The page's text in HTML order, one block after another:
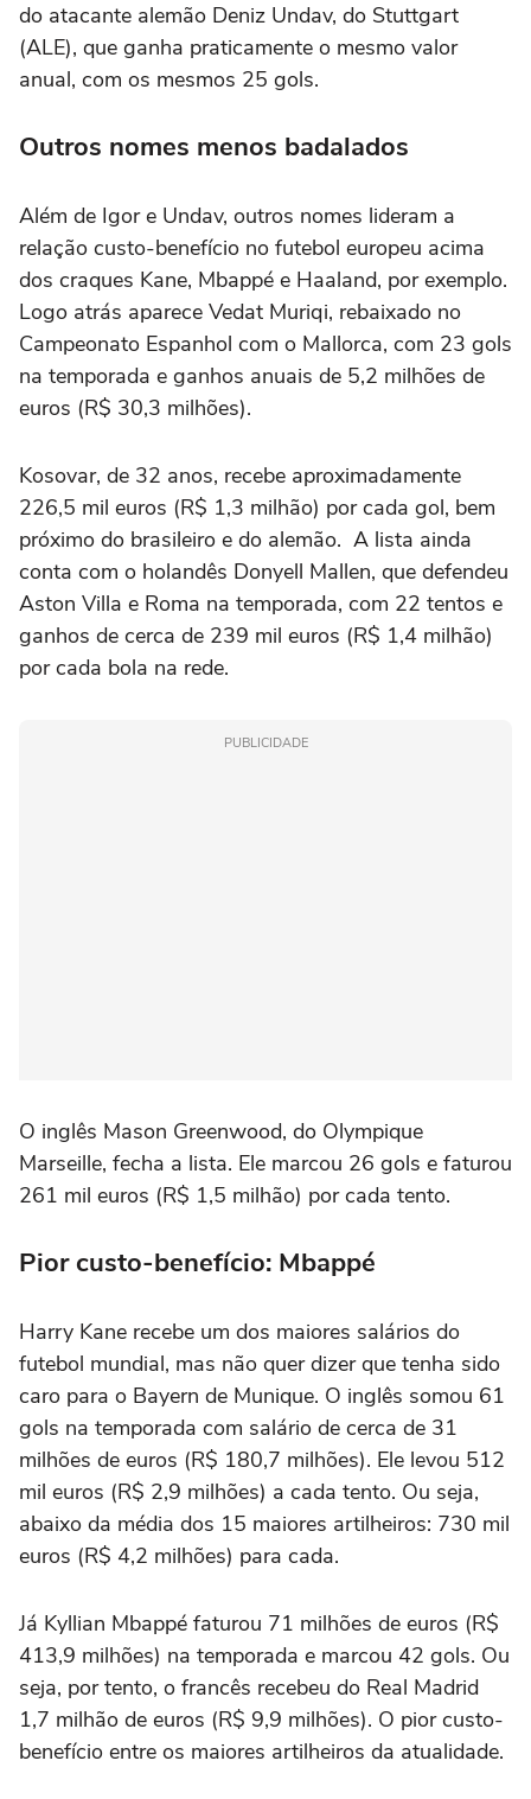
do atacante alemão Deniz Undav, do Stuttgart
(ALE), que ganha praticamente o mesmo valor
anual, com os mesmos 25 gols.
Outros nomes menos badalados
Além de Igor e Undav, outros nomes lideram a
relação custo-benefício no futebol europeu acima
dos craques Kane, Mbappé e Haaland, por exemplo.
Logo atrás aparece Vedat Muriqi, rebaixado no
Campeonato Espanhol com o Mallorca, com 23 gols
na temporada e ganhos anuais de 5,2 milhões de
euros (R$ 30,3 milhões).
Kosovar, de 32 anos, recebe aproximadamente
226,5 mil euros (R$ 1,3 milhão) por cada gol, bem
próximo do brasileiro e do alemão. A lista ainda
conta com o holandês Donyell Mallen, que defendeu
Aston Villa e Roma na temporada, com 22 tentos e
ganhos de cerca de 239 mil euros (R$ 1,4 milhão)
por cada bola na rede.
PUBLICIDADE
O inglês Mason Greenwood, do Olympique
Marseille, fecha a lista. Ele marcou 26 gols e faturou
261 mil euros (R$ 1,5 milhão) por cada tento.
Pior custo-benefício: Mbappé
Harry Kane recebe um dos maiores salários do
futebol mundial, mas não quer dizer que tenha sido
caro para o Bayern de Munique. O inglês somou 61
gols na temporada com salário de cerca de 31
milhões de euros (R$ 180,7 milhões). Ele levou 512
mil euros (R$ 2,9 milhões) a cada tento. Ou seja,
abaixo da média dos 15 maiores artilheiros: 730 mil
euros (R$ 4,2 milhões) para cada.
Já Kyllian Mbappé faturou 71 milhões de euros (R$
413,9 milhões) na temporada e marcou 42 gols. Ou
seja, por tento, o francês recebeu do Real Madrid
1,7 milhão de euros (R$ 9,9 milhões). O pior custo-
benefício entre os maiores artilheiros da atualidade.